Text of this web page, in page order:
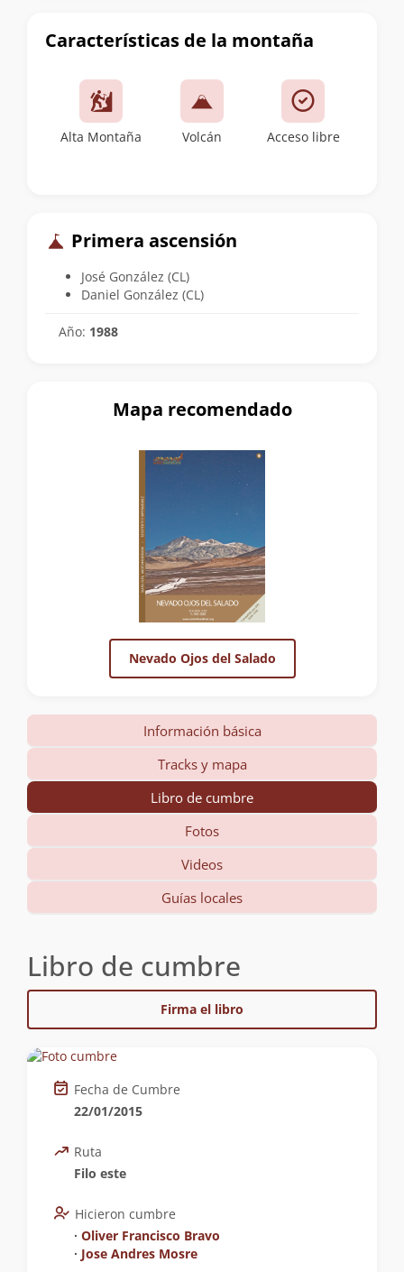
Características de la montaña
Alta Montaña Volcán Acceso libre
Primera ascensión
José González (CL)
Daniel González (CL)
Año: 1988
Mapa recomendado
Nevado Ojos del Salado
Información básica
Tracks y mapa
Libro de cumbre
Fotos
Videos
Guías locales
Libro de cumbre
Firma el libro
Fecha de Cumbre
22/01/2015
Ruta
Filo este
Hicieron cumbre
∙ Oliver Francisco Bravo
∙ Jose Andres Mosre